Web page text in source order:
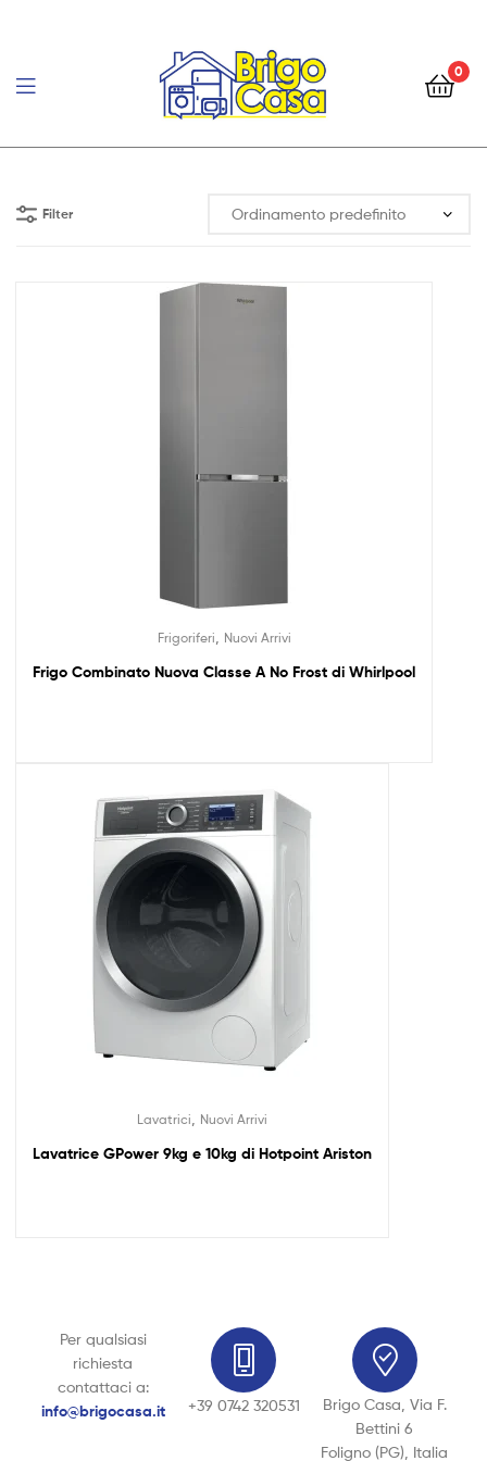
Brigo
0
Filter
Frigoriferi Nuovi Arrivi
Frigo Combinato Nuova Classe A No Frost di Whirlpool
Lavatrici Nuovi Arrivi
Lavatrice GPower 9kg e 10kg di Hotpoint Ariston
Per qualsiasi
richiesta
contattaci a:
info@brigocasa.it +39 0742 320531
Brigo Casa, Via F.
Bettini 6
Foligno (PG), Italia